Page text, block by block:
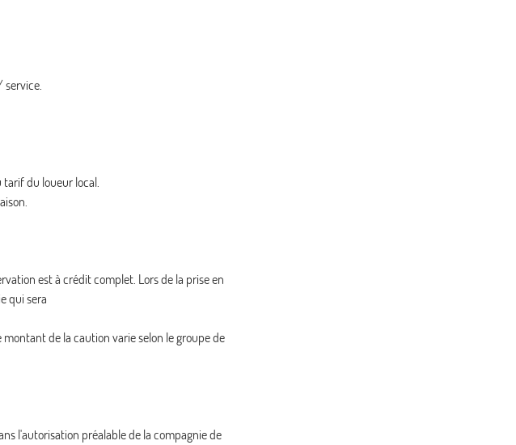
service.
du loueur local.
est à crédit complet. Lors de la prise en
qui sera
de la caution varie selon le groupe de
l'autorisation préalable de la compagnie de